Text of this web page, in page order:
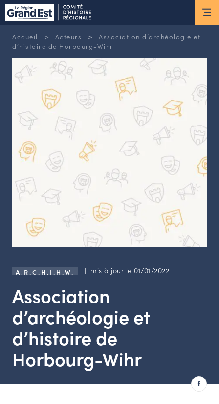
ESPACE MEMBRE
Actus
ACTUALITÉS DU MOMENT
RETOUR SUR LES DERNIÈRES
NEWSLETTERS
INSCRIPTION À LA NEWSLETTER
Nous connaître
LES MISSIONS DU CHR
L’ÉQUIPE DU CHR
LE CONSEIL DES ASSOCIATIONS
LE CONSEIL SCIENTIFIQUE
LES ACTIONS PHARES
CONTACT
Agenda
Annuaire
Ressources
OFFRES D’EMPLOI ET DE STAGE
BOURSE D’ÉCHANGE
OUTILS EN LIGNE
Accueil > Acteurs >
Association d’archéologie et
d’histoire de Horbourg-Wihr
A.R.C.H.I.H.W. | mis à jour le 01/01/2022
Association
d’archéologie et
d’histoire de
Horbourg-Wihr